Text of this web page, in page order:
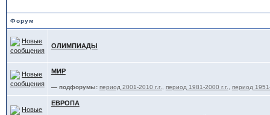
Форум
ОЛИМПИАДЫ
МИР
— подфорумы: период 2001-2010 г.г. период 1981-2000 г.г. период
ЕВРОПА